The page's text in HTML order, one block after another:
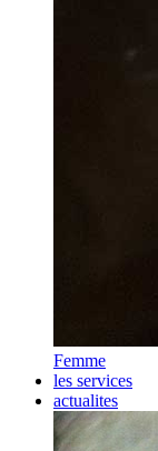
Femme
les services
actualites